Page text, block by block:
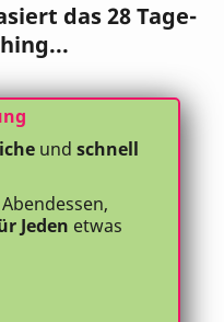
das 28 Tage-
und schnell
Jeden etwas